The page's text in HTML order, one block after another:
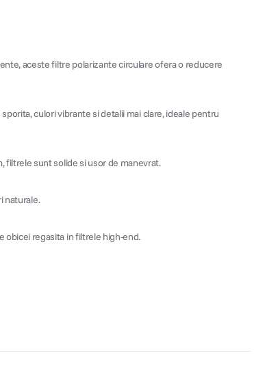
aceste filtre polarizante circulare ofera o reducere
culori vibrante si detalii mai clare, ideale pentru
filtrele sunt solide si usor de manevrat.
naturale.
obicei regasita in filtrele high-end.